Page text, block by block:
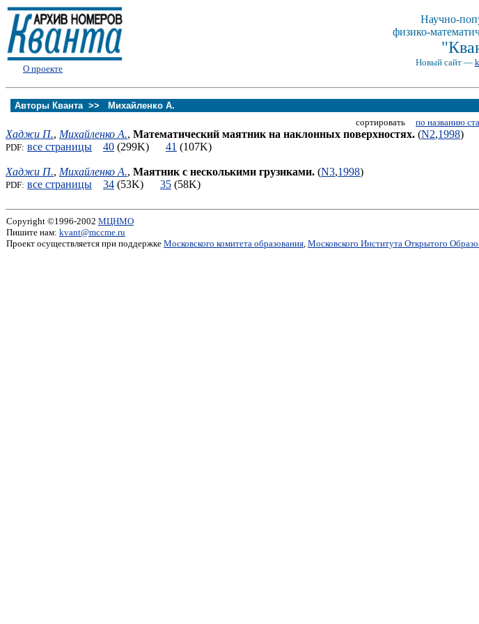
О проекте
Научно-
физико-
Новый сайт —
Авторы Кванта >>
Михайленко А.
сортировать по названию
Хаджи П., Михайленко А., Математический маятник на наклонных поверхностях. (N2,1998)
PDF: все страницы 40 (299K) 41 (107K)
Хаджи П., Михайленко А., Маятник с несколькими грузиками. (N3,1998)
PDF: все страницы 34 (53K) 35 (58K)
Copyright ©1996-2002 МЦНМО
Пишите нам: kvant@mccme.ru
Проект осуществляется при поддержке Московского комитета образования, Московского Института Открытого